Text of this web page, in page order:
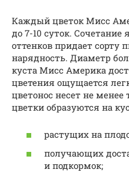
Каждый цветок Мисс
до 7-10 суток.
оттенков придает сорту
нарядность. Диаметр
куста Мисс Америка
цветения ощущается
цветонос несет не
цветки образуются на
растущих на
получающих
и подкормок;